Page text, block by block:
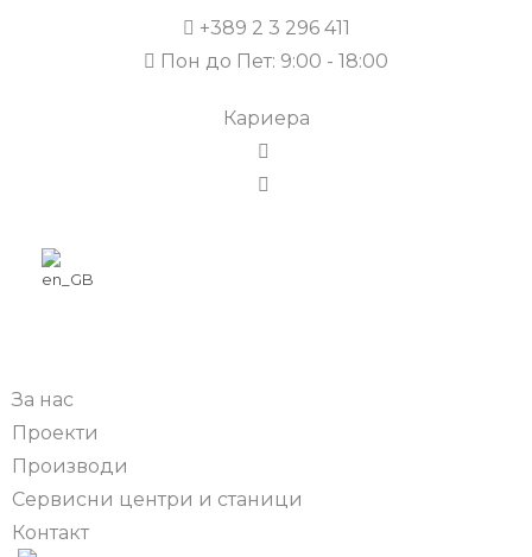
+389 2 3 296 411
Пон до Пет: 9:00 - 18:00
Кариера
За нас
Проекти
Производи
Сервисни центри и станици
Контакт